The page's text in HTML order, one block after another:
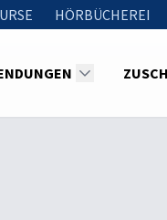
HÖRBÜCHEREI